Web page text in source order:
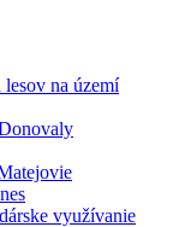
na území
využívanie